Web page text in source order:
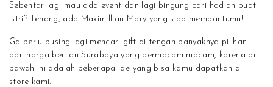
Sebentar lagi mau ada event dan lagi bingung cari hadiah buat
istri? Tenang, ada Maximillian Mary yang siap membantumu!
Ga perlu pusing lagi mencari gift di tengah banyaknya pilihan
dan harga berlian Surabaya yang bermacam-macam, karena di
bawah ini adalah beberapa ide yang bisa kamu dapatkan di
store kami.